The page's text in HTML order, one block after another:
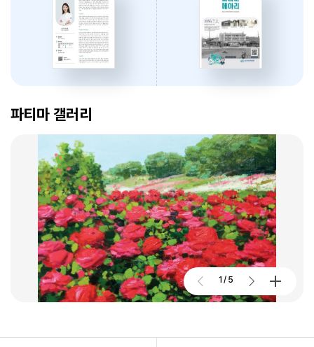
암 표적치료 - 대구파티마병원 병리과 변정섭 과장
2026. 01. 07
암환자의 관리 - 대구파티마병원 혈액종양내과 이선아 과장
2026. 01. 02
2026.07.31
대구광역시간호사회와 함께 개원 70주년 기념 커피부스 운영
대구파티마병원, 진단검사의학과 리모델링 축복식 개최
2026.07.29
우성진 동구청장, 대구파티마병원 방문
2026.07.28
대구파티마병원, 스타키보청기 대구센터로부터 개원 70주년 기념
노트북 기증 받아
2026.07.27
대구파티마병원, 개원 70주년 기념 및 제11회 생명사랑 생명주간 축제
파티마 갤러리
1 / 5